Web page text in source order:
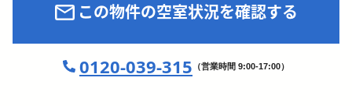
この物件の空室状況を確認する
0120-039-315 （営業時間 9:00-17:00）